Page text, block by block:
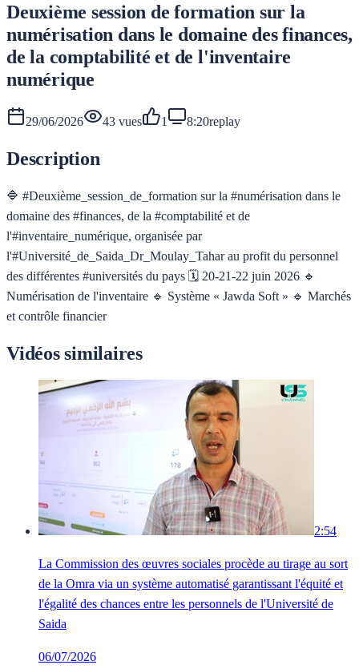
Deuxième session de formation sur la
numérisation dans le domaine des finances,
de la comptabilité et de l'inventaire
numérique
29/06/2026 43 vues 1 8:20replay
Description
🔷 #Deuxième_session_de_formation sur la #numérisation dans le
domaine des #finances, de la #comptabilité et de
l'#inventaire_numérique, organisée par
l'#Université_de_Saida_Dr_Moulay_Tahar au profit du personnel
des différentes #universités du pays 🗓️ 20-21-22 juin 2026 🔹
Numérisation de l'inventaire 🔹 Système « Jawda Soft » 🔹 Marchés
et contrôle financier
Vidéos similaires
2:54
La Commission des œuvres sociales procède au tirage au sort
de la Omra via un système automatisé garantissant l'équité et
l'égalité des chances entre les personnels de l'Université de
Saida
06/07/2026